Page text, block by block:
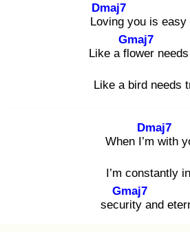
Lov
Dmaj7
ing you is easy
Like a flo
Gmaj7
wer
Like a bird needs
When I’m
Dmaj7
with
I’m constantly
secur
Gmaj7
ity and